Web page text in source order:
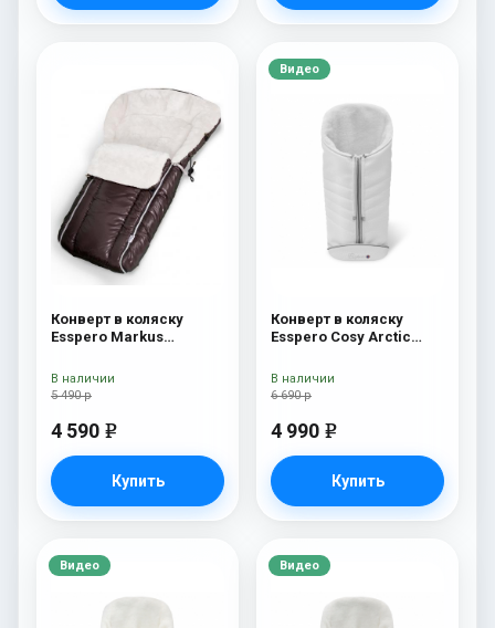
Конверт в коляску
Esspero Markus
шерсть) Chocolat
5 490 р
4 590 e
Купить
В наличии
Видео
Конверт в коляску
Esspero Cosy Arctic
6 690 р
4 990 e
Купить
В наличии
Видео Видео